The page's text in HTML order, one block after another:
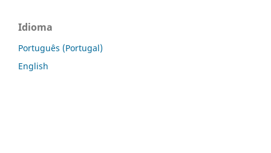
Idioma
Português (Portugal)
English